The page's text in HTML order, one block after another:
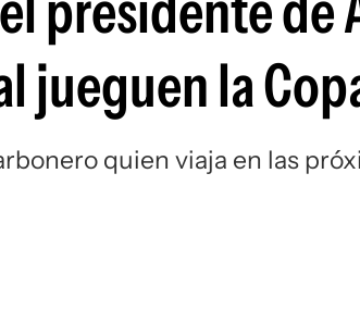
jueguen la
quien viaja en las